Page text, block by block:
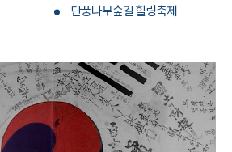
단풍나무숲길 힐링축제